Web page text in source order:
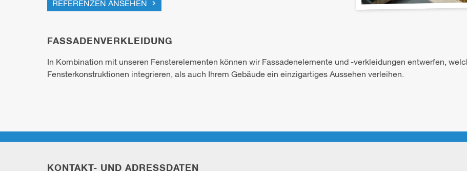
REFERENZEN ANSEHEN
FASSADENVERKLEIDUNG
In Kombination mit unseren Fensterelementen können wir Fassadenelemente und -verkleidungen entwerfen,
Fensterkonstruktionen integrieren, als auch Ihrem Gebäude ein einzigartiges Aussehen verleihen.
KONTAKT- UND ADRESSDATEN